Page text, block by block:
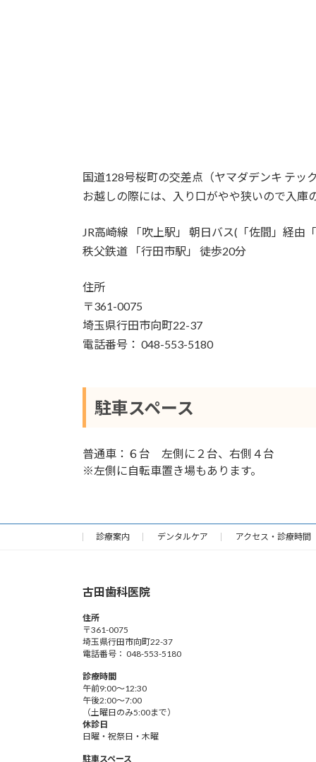
国道128号桜町の交差点（ヤマダデンキ テッ
お越しの際には、入り口がやや狭いので入庫
JR高崎線 「吹上駅」 朝日バス(「佐間」経由
秩父鉄道 「行田市駅」 徒歩20分
住所
〒361-0075
埼玉県行田市向町22-37
電話番号： 048-553-5180
駐車スペース
普通車：６台 左側に２台、右側４台
※左側に自転車置き場もあります。
診療案内 デンタルケア アクセス・診療時間
古田歯科医院
住所
〒361-0075
埼玉県行田市向町22-37
電話番号： 048-553-5180
診療時間
午前9:00～12:30
午後2:00～7:00
（土曜日のみ5:00まで）
休診日
日曜・祝祭日・木曜
駐車スペース